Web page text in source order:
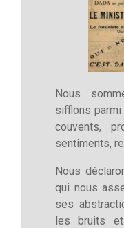
Nous
sifflons
couvents,
sentiments,
Nous
qui nous
ses
les bruits